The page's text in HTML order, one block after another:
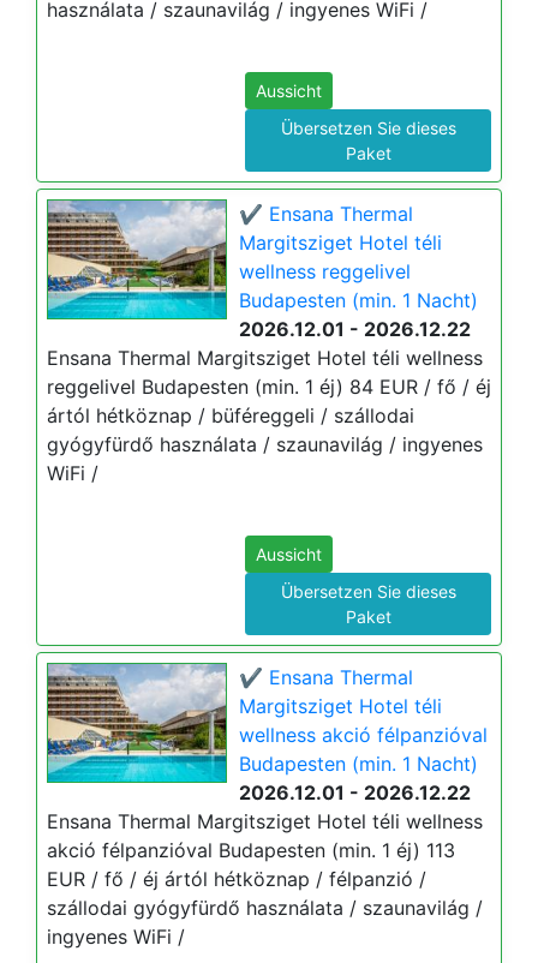
használata / szaunavilág / ingyenes WiFi /
Aussicht
Übersetzen Sie dieses
Paket
✔️ Ensana Thermal
Margitsziget Hotel téli
wellness reggelivel
Budapesten (min. 1 Nacht)
2026.12.01 - 2026.12.22
Ensana Thermal Margitsziget Hotel téli wellness
reggelivel Budapesten (min. 1 éj) 84 EUR / fő / éj
ártól hétköznap / büféreggeli / szállodai
gyógyfürdő használata / szaunavilág / ingyenes
WiFi /
Aussicht
Übersetzen Sie dieses
Paket
✔️ Ensana Thermal
Margitsziget Hotel téli
wellness akció félpanzióval
Budapesten (min. 1 Nacht)
2026.12.01 - 2026.12.22
Ensana Thermal Margitsziget Hotel téli wellness
akció félpanzióval Budapesten (min. 1 éj) 113
EUR / fő / éj ártól hétköznap / félpanzió /
szállodai gyógyfürdő használata / szaunavilág /
ingyenes WiFi /